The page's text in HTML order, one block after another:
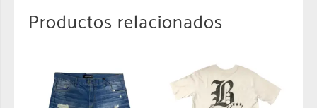
Productos relacionados